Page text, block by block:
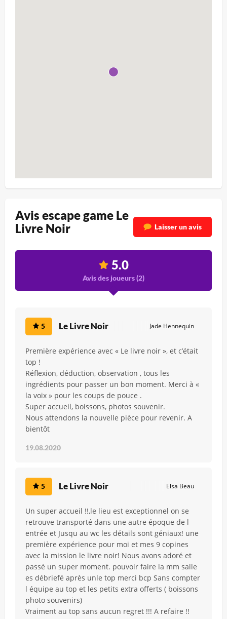
Avis escape game Le
Livre Noir
Laisser un avis
5.0
Avis des joueurs (2)
5 Le Livre Noir Jade Hennequin
Première expérience avec « Le livre noir », et c’était
top !
Réflexion, déduction, observation , tous les
ingrédients pour passer un bon moment. Merci à «
la voix » pour les coups de pouce .
Super accueil, boissons, photos souvenir.
Nous attendons la nouvelle pièce pour revenir. A
bientôt
19.08.2020
5 Le Livre Noir Elsa Beau
Un super accueil !!,le lieu est exceptionnel on se
retrouve transporté dans une autre époque de l
entrée et Jusqu au wc les détails sont géniaux! une
première expérience pour moi et mes 9 copines
avec la mission le livre noir! Nous avons adoré et
passé un super moment. pouvoir faire la mm salle
es débriefé après unle top merci bcp Sans compter
l équipe au top et les petits extra offerts ( boissons
photo souvenirs)
Vraiment au top sans aucun regret !!! A refaire !!